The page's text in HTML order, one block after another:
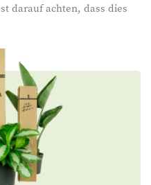
darauf achten, dass dies